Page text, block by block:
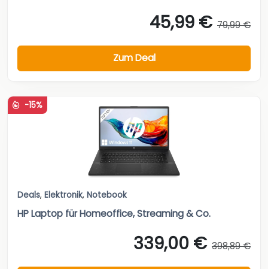
45,99 € 79,99 €
Zum Deal
-15%
Deals, Elektronik, Notebook
HP Laptop für Homeoffice, Streaming & Co.
339,00 € 398,89 €